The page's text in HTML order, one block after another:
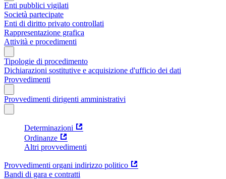
Enti pubblici vigilati
Società partecipate
Enti di diritto privato controllati
Rappresentazione grafica
Attività e procedimenti
Tipologie di procedimento
Dichiarazioni sostitutive e acquisizione d'ufficio dei dati
Provvedimenti
Provvedimenti dirigenti amministrativi
Determinazioni
Ordinanze
Altri provvedimenti
Provvedimenti organi indirizzo politico
Bandi di gara e contratti